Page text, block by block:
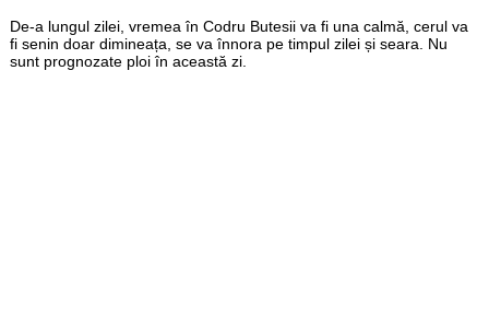
De-a lungul zilei, vremea în Codru Butesii va fi una calmă, cerul va
fi senin doar dimineața, se va înnora pe timpul zilei și seara. Nu
sunt prognozate ploi în această zi.